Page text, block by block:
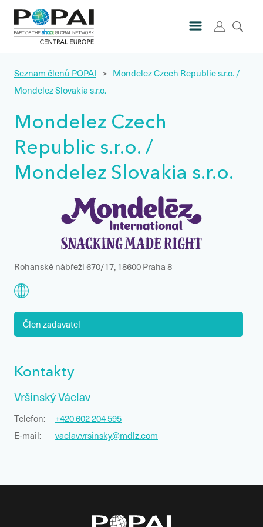
Seznam členů POPAI > Mondelez Czech Republic s.r.o. /
Mondelez Slovakia s.r.o.
Mondelez Czech
Republic s.r.o. /
Mondelez Slovakia s.r.o.
Rohanské nábřeží 670/17, 18600 Praha 8
Člen zadavatel
Kontakty
Vršínský Václav
Telefon:
+420 602 204 595
E-mail:
vaclav.vrsinsky@mdlz.com